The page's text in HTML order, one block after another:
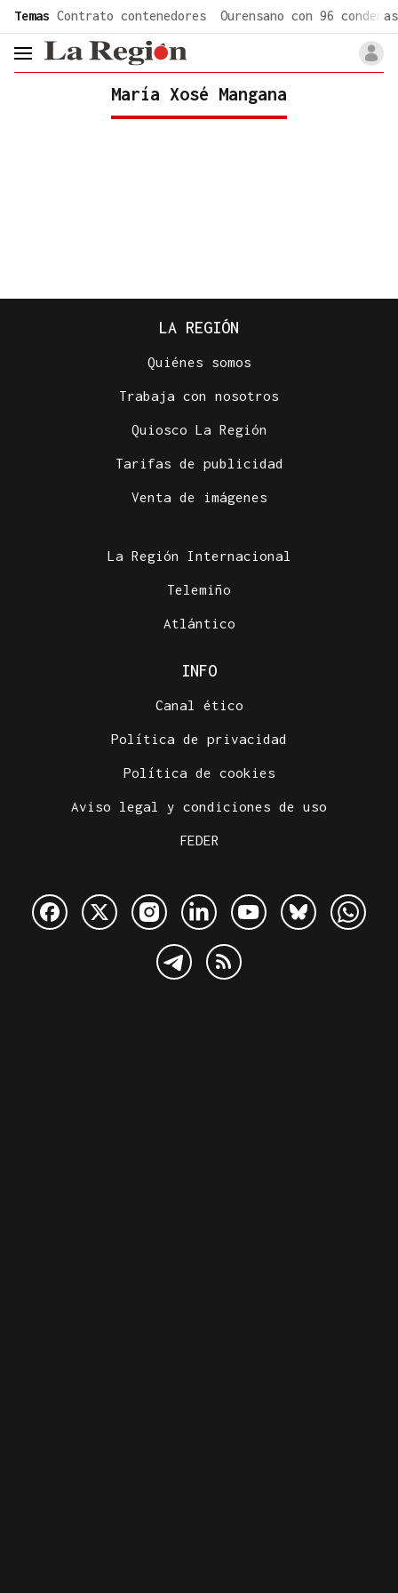
Temas Contrato contenedores Ourensano con 96 condenas
header.menu.open
María Xosé Mangana
LA REGIÓN
Quiénes somos
Trabaja con nosotros
Quiosco La Región
Tarifas de publicidad
Venta de imágenes
La Región Internacional
Telemiño
Atlántico
INFO
Canal ético
Política de privacidad
Política de cookies
Aviso legal y condiciones de uso
FEDER